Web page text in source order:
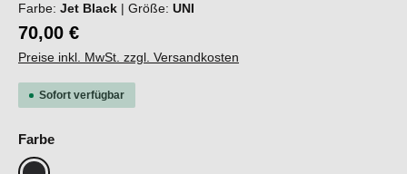
Farbe: Jet Black | Größe: UNI
70,00 €
Preise inkl. MwSt. zzgl. Versandkosten
Sofort verfügbar
Farbeauswählen